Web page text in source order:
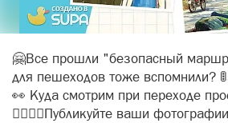
🤗Все прошли "безопасный
для пешеходов тоже вспомнили?
👀 Куда смотрим при переходе
🚶‍♀🚶‍♂Публикуйте ваши